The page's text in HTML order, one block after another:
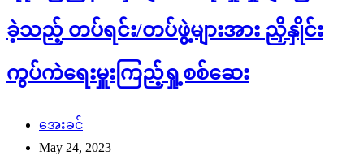
ခဲ့သည့် တပ်ရင်း/တပ်ဖွဲ့များအား ညှိနှိုင်း
ကွပ်ကဲရေးမှူးကြည့်ရှု့စစ်ဆေး
အေးခင်
May 24, 2023